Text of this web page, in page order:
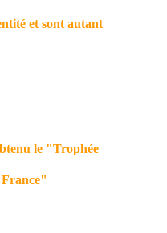
et sont autant
le "Trophée